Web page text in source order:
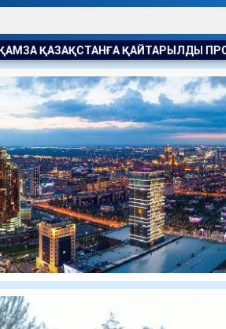
ПРОКУРАТУРА МӘН ЖАЙДЫ АШТЫ